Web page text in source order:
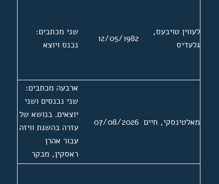
לעווין טויבעס,
גלעדיס
12/05/1982
שני מכתבים:
נכנס ויוצא
מאלטינסקי, חיים 07/08/2026
ארבעה מכתבים:
שני נכנסים ושני
יוצאים. בנושא של
עזרה בהשגת וויזה
עבור אהרן
ראסקין, מבקר
ספרות יידיש